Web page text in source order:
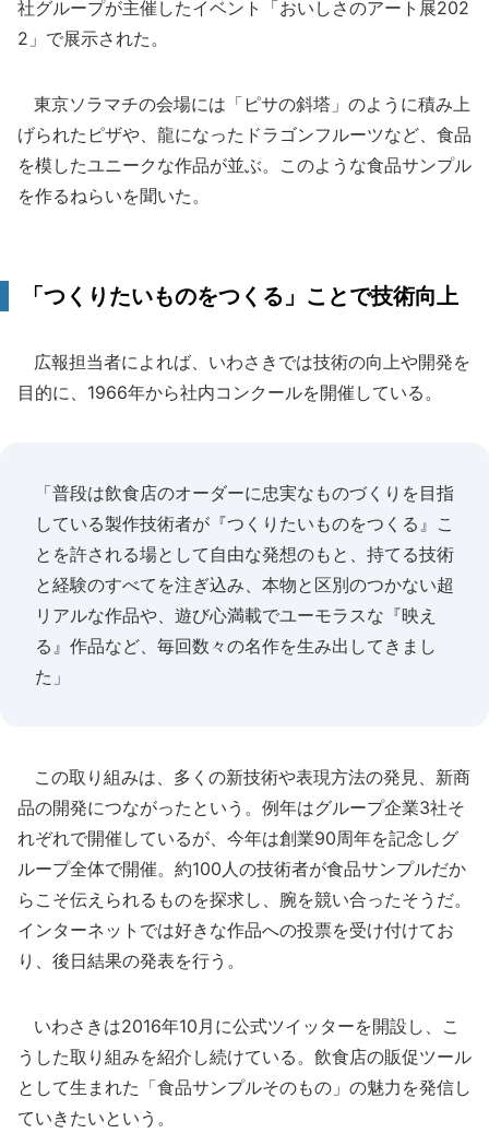
社グループが主催したイベント「おいしさのアート展202
2」で展示された。
東京ソラマチの会場には「ピサの斜塔」のように積み上
げられたピザや、龍になったドラゴンフルーツなど、食品
を模したユニークな作品が並ぶ。このような食品サンプル
を作るねらいを聞いた。
「つくりたいものをつくる」ことで技術向上
広報担当者によれば、いわさきでは技術の向上や開発を
目的に、1966年から社内コンクールを開催している。
「普段は飲食店のオーダーに忠実なものづくりを目指
している製作技術者が『つくりたいものをつくる』こ
とを許される場として自由な発想のもと、持てる技術
と経験のすべてを注ぎ込み、本物と区別のつかない超
リアルな作品や、遊び心満載でユーモラスな『映え
る』作品など、毎回数々の名作を生み出してきまし
た」
この取り組みは、多くの新技術や表現方法の発見、新商
品の開発につながったという。例年はグループ企業3社そ
れぞれで開催しているが、今年は創業90周年を記念しグ
ループ全体で開催。約100人の技術者が食品サンプルだか
らこそ伝えられるものを探求し、腕を競い合ったそうだ。
インターネットでは好きな作品への投票を受け付けてお
り、後日結果の発表を行う。
いわさきは2016年10月に公式ツイッターを開設し、こ
うした取り組みを紹介し続けている。飲食店の販促ツール
として生まれた「食品サンプルそのもの」の魅力を発信し
ていきたいという。